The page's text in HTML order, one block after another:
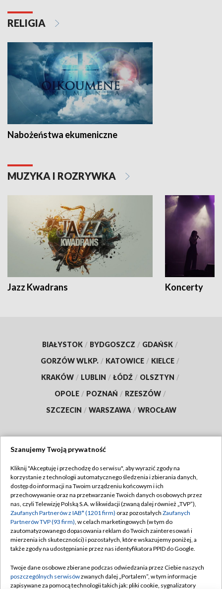
RELIGIA
Nabożeństwa ekumeniczne
MUZYKA I ROZRYWKA
Jazz Kwadrans Koncerty
BIAŁYSTOK / BYDGOSZCZ / GDAŃSK /
GORZÓW WLKP. / KATOWICE / KIELCE /
KRAKÓW / LUBLIN / ŁÓDŹ / OLSZTYN /
OPOLE / POZNAŃ / RZESZÓW /
SZCZECIN / WARSZAWA / WROCŁAW
TVP
Abonament TVP
Emisja w TVP
Centrum informacji TVP
Naziemna Telewizja Cyfrowa
Rada Programowa
Regulamin TVP
Polityka prywatności
Moje zgody
Pomoc
Kontakt
Szanujemy Twoją prywatność
Kliknij "Akceptuję i przechodzę do serwisu", aby wyrazić zgody na
korzystanie z technologii automatycznego śledzenia i zbierania danych,
dostęp do informacji na Twoim urządzeniu końcowym i ich
przechowywanie oraz na przetwarzanie Twoich danych osobowych przez
nas, czyli Telewizję Polską S.A. w likwidacji (zwaną dalej również „TVP”),
Zaufanych Partnerów z IAB* (1201 firm) oraz pozostałych Zaufanych
Partnerów TVP (93 firm), w celach marketingowych (w tym do
zautomatyzowanego dopasowania reklam do Twoich zainteresowań i
mierzenia ich skuteczności) i pozostałych, które wskazujemy poniżej, a
także zgody na udostępnianie przez nas identyfikatora PPID do Google.
Twoje dane osobowe zbierane podczas odwiedzania przez Ciebie naszych
poszczególnych serwisówzwanych dalej „Portalem”, w tym informacje
zapisywane za pomocą technologii takich jak: pliki cookie, sygnalizatory